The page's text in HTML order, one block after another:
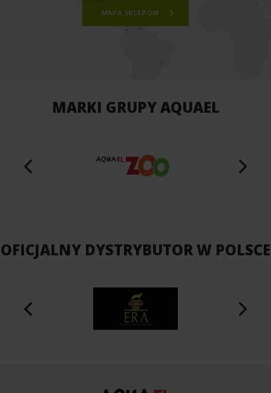
MAPA SKLEPÓW
MARKI GRUPY AQUAEL
OFICJALNY DYSTRYBUTOR W POLSCE